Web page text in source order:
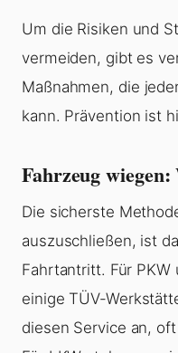
Um die Risiken und
vermeiden, gibt es
Maßnahmen, die
kann. Prävention ist
Fahrzeug
Die sicherste
auszuschließen, ist
Fahrtantritt. Für
einige TÜV-
diesen Service an,